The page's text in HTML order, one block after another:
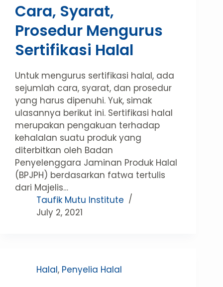
Cara, Syarat,
Prosedur Mengurus
Sertifikasi Halal
Untuk mengurus sertifikasi halal, ada
sejumlah cara, syarat, dan prosedur
yang harus dipenuhi. Yuk, simak
ulasannya berikut ini. Sertifikasi halal
merupakan pengakuan terhadap
kehalalan suatu produk yang
diterbitkan oleh Badan
Penyelenggara Jaminan Produk Halal
(BPJPH) berdasarkan fatwa tertulis
dari Majelis…
Taufik Mutu Institute
July 2, 2021
Halal, Penyelia Halal